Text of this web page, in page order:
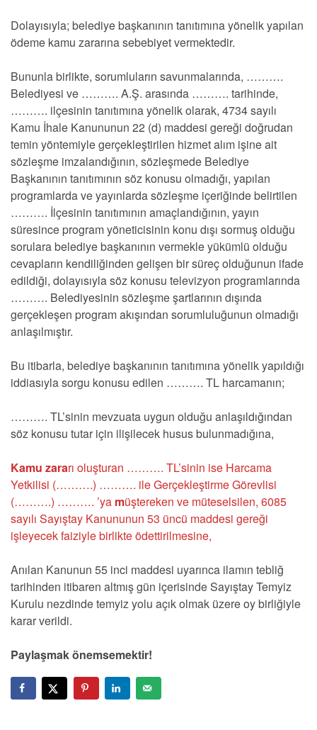
Dolayısıyla; belediye başkanının tanıtımına yönelik yapılan
ödeme kamu zararına sebebiyet vermektedir.
Bununla birlikte, sorumluların savunmalarında, ……….
Belediyesi ve ………. A.Ş. arasında ………. tarihinde,
………. ilçesinin tanıtımına yönelik olarak, 4734 sayılı
Kamu İhale Kanununun 22 (d) maddesi gereği doğrudan
temin yöntemiyle gerçekleştirilen hizmet alım işine ait
sözleşme imzalandığının, sözleşmede Belediye
Başkanının tanıtımının söz konusu olmadığı, yapılan
programlarda ve yayınlarda sözleşme içeriğinde belirtilen
………. İlçesinin tanıtımının amaçlandığının, yayın
süresince program yöneticisinin konu dışı sormuş olduğu
sorulara belediye başkanının vermekle yükümlü olduğu
cevapların kendiliğinden gelişen bir süreç olduğunun ifade
edildiği, dolayısıyla söz konusu televizyon programlarında
………. Belediyesinin sözleşme şartlarının dışında
gerçekleşen program akışından sorumluluğunun olmadığı
anlaşılmıştır.
Bu itibarla, belediye başkanının tanıtımına yönelik yapıldığı
iddiasıyla sorgu konusu edilen ………. TL harcamanın;
………. TL’sinin mevzuata uygun olduğu anlaşıldığından
söz konusu tutar için ilişilecek husus bulunmadığına,
Kamu zararı oluşturan ………. TL’sinin ise Harcama
Yetkilisi (……….) ………. ile Gerçekleştirme Görevlisi
(……….) ………. ’ya müştereken ve müteselsilen, 6085
sayılı Sayıştay Kanununun 53 üncü maddesi gereği
işleyecek faiziyle birlikte ödettirilmesine,
Anılan Kanunun 55 inci maddesi uyarınca ilamın tebliğ
tarihinden itibaren altmış gün içerisinde Sayıştay Temyiz
Kurulu nezdinde temyiz yolu açık olmak üzere oy birliğiyle
karar verildi.
Paylaşmak önemsemektir!